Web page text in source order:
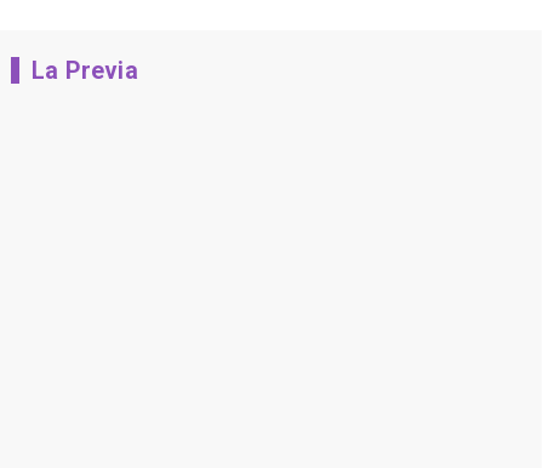
La Previa